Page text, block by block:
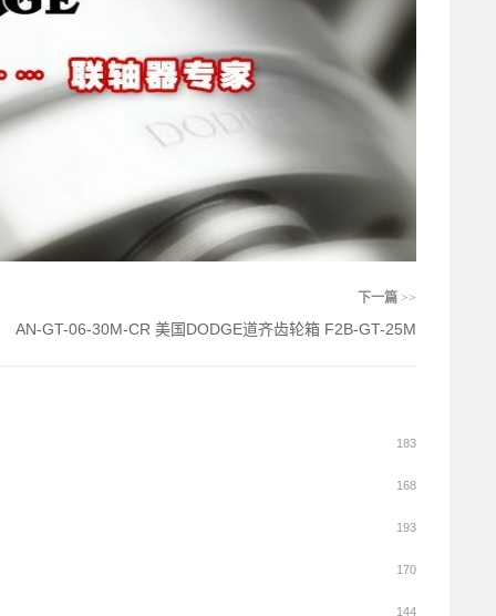
下一篇 >>
AN-GT-06-30M-CR 美国DODGE道齐齿轮箱 F2B-GT-25M
183
168
193
170
144